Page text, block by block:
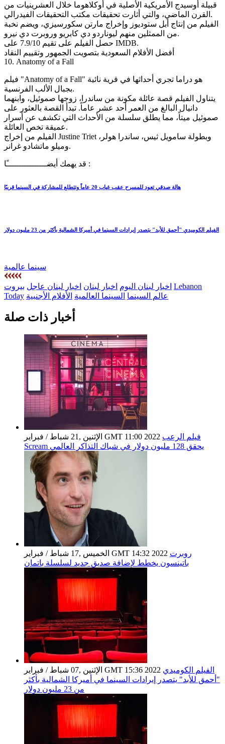
قبيلة أوسيدج الأمريكية الأصلية في أوكلاهوما خلال العشرينيات من
القرن الماضي، والتي أثارت تحقيقات مكتب التحقيقات الفيدرالي.
الفيلم من إنتاج أبل ستوديوز وإخراج مارتن سكورسيزي، ويضم نخبة
من الممثلين منهم ليوناردو دي كابريو وروبرت دي نيرو.
حصل الفيلم على تقيم 7.9/10 على IMDB.
أفضل الأفلام السعودية بتصويت الجمهور وتقييم النقاد
10. Anatomy of a Fall
فيلم "Anatomy of a Fall" هو دراما تجري أحداثها في قرية نائية
بجبال الألب الفرنسية.
يتناول الفيلم قصة عائلة مكونة من ساندرا، زوجها صموئيل، وابنهما
دانيال البالغ من العمر أحد عشر عاماً. تبدأ القصة بالعثور على
صموئيل ميتاً، مما يطلق سلسلة من الأحداث التي تكشف عن أسرار
عميقة تخص العائلة.
الفيلم من إخراج Justine Triet وبطولة سامويل ثيس، ساندرا هولر،
وميلو ماتشادو غرانر.
قد يهمك أيضــــــــــــــــًا :
هالة صدقي تعود للمسرح عقب غياب 20 عاماً وتتطلع للمشاركة في السينما قريبًا
الفيلم الكوميدي "أحمق للأبد" يتصدر إيرادات السينما في أميركا الشمالية بأكثر من 23 مليون دولار
سينما عالمية
اخبار لبنان اليوم اخبار لبنان اخبار لبنان عاجل بيروت
Lebanon
Today
عالم السينما السينما العالمية الأفلام الأجنبية
أخبار ذات صلة
الإثنين ,21 شباط / فبراير GMT 11:00 2022 فيلم الرعب
Scream يحقق 128 مليون دولار في شباك التذاكر العالمي
الخميس ,17 شباط / فبراير GMT 14:32 2022 روبرت
باتينسون يخطط لإضافة صديق جديد لسلسلة باتمان
الإثنين ,07 شباط / فبراير GMT 15:36 2022 الفيلم الكوميدي
"أحمق للأبد" يتصدر إيرادات السينما في أميركا الشمالية بأكثر
من 23 مليون دولار